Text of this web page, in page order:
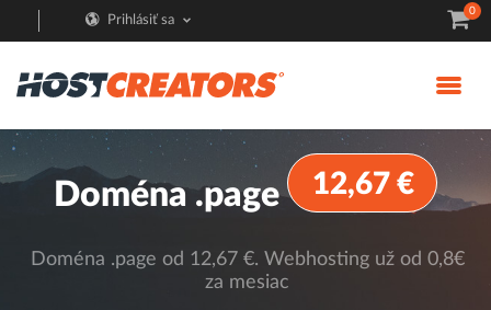
Prihlásiť sa
0
Doména .page 12,67 €
Doména .page od 12,67 €. Webhosting už od 0,8€
za mesiac